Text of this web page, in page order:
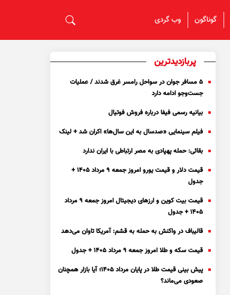
گوناگون وب گردی
پربازدیدترین
۵ مسافر جوان در سواحل رامسر غرق شدند / عملیات
جست‌و‌جو ادامه دارد
بیانیه رسمی فیفا درباره فروش فوتیال
فیلم سینمایی «صدسال به این سال‌ها» اکران شد + لینک
بقائی: حمله پهپادی به مصر ارتباطی با ایران ندارد
قیمت دلار و قیمت یورو امروز جمعه ۹ مرداد ۱۴۰۵ +
جدول
قیمت بیت کوین و ارز‌های دیجیتال امروز جمعه ۹ مرداد
۱۴۰۵ + جدول
قالیباف در واکنش به حمله به قشم: آمریکا تاوان می‌دهد
قیمت سکه و طلا امروز جمعه ۹ مرداد ۱۴۰۵ + جدول
پیش بینی قیمت طلا در پایان مرداد 1405؛ آیا بازار همچنان
صعودی می‌ماند؟